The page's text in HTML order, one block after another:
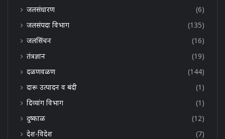
जलसंधारण
(6)
जलसंपदा विभाग
(135)
जलसिंचन
(16)
तंत्रज्ञान
(19)
दळणवळण
(144)
दारू उत्पादन व बंदी
(1)
दिव्यांग विभाग
(1)
दुष्काळ
(12)
देश-विदेश
(7)